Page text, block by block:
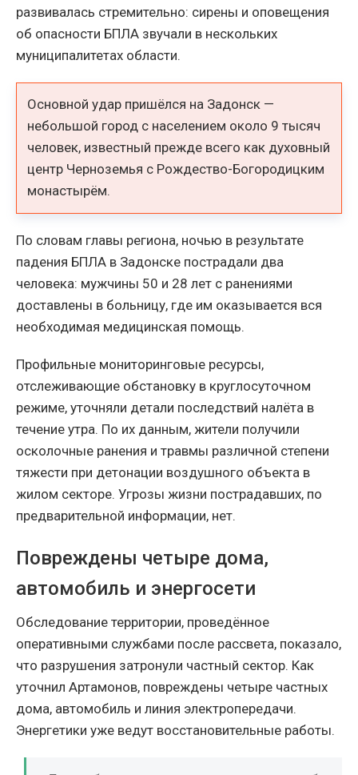
развивалась стремительно: сирены и оповещения
об опасности БПЛА звучали в нескольких
муниципалитетах области.
Основной удар пришёлся на Задонск —
небольшой город с населением около 9 тысяч
человек, известный прежде всего как духовный
центр Черноземья с Рождество-Богородицким
монастырём.
По словам главы региона, ночью в результате
падения БПЛА в Задонске пострадали два
человека: мужчины 50 и 28 лет с ранениями
доставлены в больницу, где им оказывается вся
необходимая медицинская помощь.
Профильные мониторинговые ресурсы,
отслеживающие обстановку в круглосуточном
режиме, уточняли детали последствий налёта в
течение утра. По их данным, жители получили
осколочные ранения и травмы различной степени
тяжести при детонации воздушного объекта в
жилом секторе. Угрозы жизни пострадавших, по
предварительной информации, нет.
Повреждены четыре дома,
автомобиль и энергосети
Обследование территории, проведённое
оперативными службами после рассвета, показало,
что разрушения затронули частный сектор. Как
уточнил Артамонов, повреждены четыре частных
дома, автомобиль и линия электропередачи.
Энергетики уже ведут восстановительные работы.